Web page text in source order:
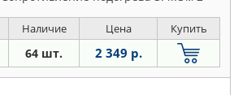
Наличие Цена Купить
64 шт. 2 349 р.